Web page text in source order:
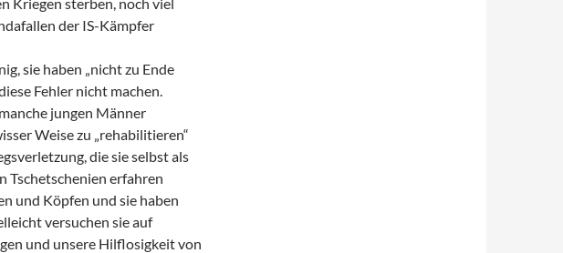
der IS-Kämpfer
sie haben „nicht zu Ende
Fehler nicht machen.
jungen Männer
Weise zu „rehabilitieren“
die sie selbst als
Tschetschenien erfahren
und Köpfen und sie haben
versuchen sie auf
und unsere Hilflosigkeit von